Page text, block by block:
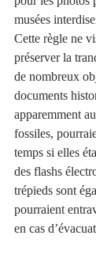
musées
Cette règle ne
préserver la
de nombreux
documents
apparemment
fossiles,
temps si elles
des flashs
trépieds sont
pourraient
en cas